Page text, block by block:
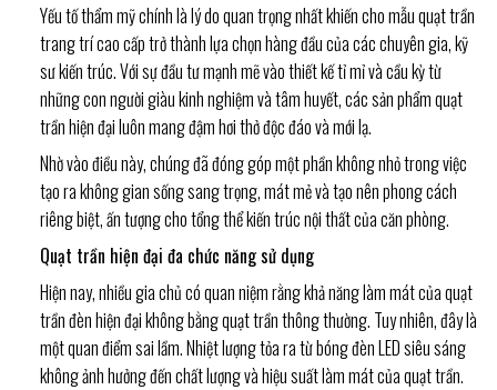
Yếu tố thẩm mỹ chính là lý do quan trọng nhất khiến cho mẫu quạt trần
trang trí cao cấp trở thành lựa chọn hàng đầu của các chuyên gia, kỹ
sư kiến trúc. Với sự đầu tư mạnh mẽ vào thiết kế tỉ mỉ và cầu kỳ từ
những con người giàu kinh nghiệm và tâm huyết, các sản phẩm quạt
trần hiện đại luôn mang đậm hơi thở độc đáo và mới lạ.
Nhờ vào điều này, chúng đã đóng góp một phần không nhỏ trong việc
tạo ra không gian sống sang trọng, mát mẻ và tạo nên phong cách
riêng biệt, ấn tượng cho tổng thể kiến trúc nội thất của căn phòng.
Quạt trần hiện đại đa chức năng sử dụng
Hiện nay, nhiều gia chủ có quan niệm rằng khả năng làm mát của quạt
trần đèn hiện đại không bằng quạt trần thông thường. Tuy nhiên, đây là
một quan điểm sai lầm. Nhiệt lượng tỏa ra từ bóng đèn LED siêu sáng
không ảnh hưởng đến chất lượng và hiệu suất làm mát của quạt trần.